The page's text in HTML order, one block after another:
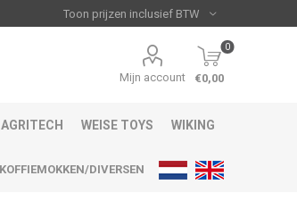
Mijn account
0
€0,00
WEISE TOYS WIKING
KOFFIEMOKKEN/DIVERSEN